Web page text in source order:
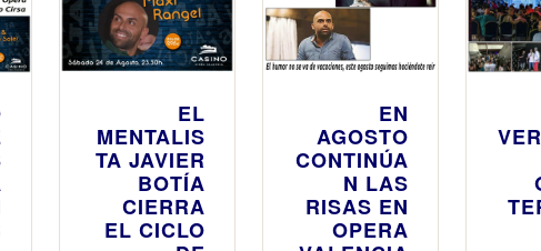
EL
MENTALIS
TA JAVIER
BOTÍA
CIERRA
EL CICLO
EN
AGOSTO
CONTINÚA
N LAS
RISAS EN
OPERA